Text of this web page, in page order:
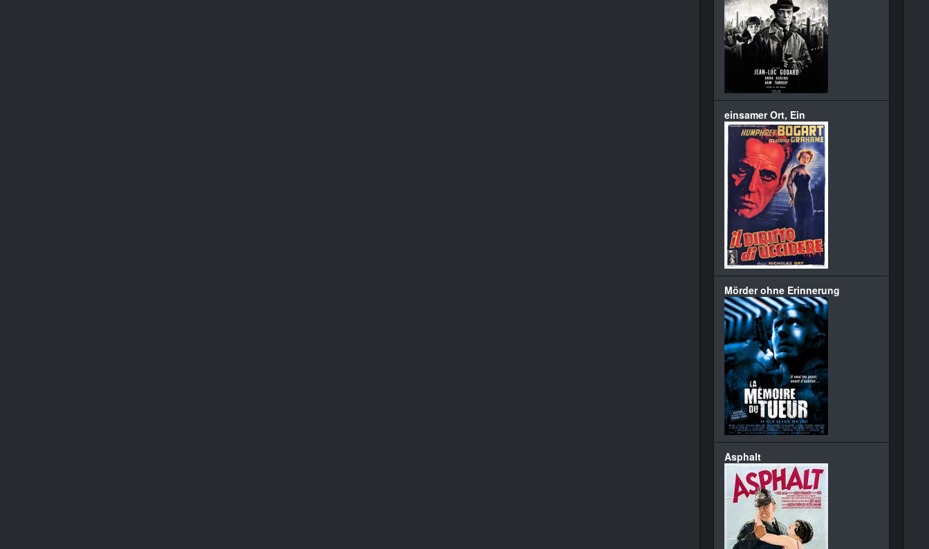
einsamer Ort, Ein
Mörder ohne Erinnerung
Asphalt